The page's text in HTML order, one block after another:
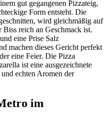
gut gegangenen Pizzateig,
Form entsteht. Die
wird gleichmäßig auf
Biss reich an Geschmack ist.
eine Prise Salz
machen dieses Gericht perfekt
eine Feier. Die Pizza
ist eine ausgezeichnete
echten Aromen der
im